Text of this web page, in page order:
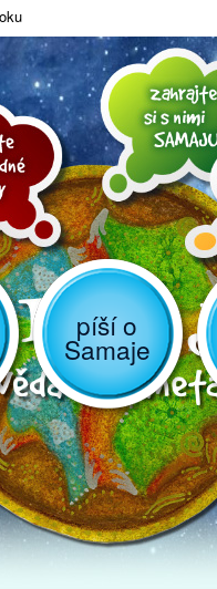
píší o
Samaje